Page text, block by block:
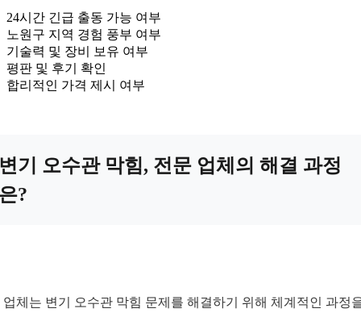
24시간 긴급 출동 가능 여부
노원구 지역 경험 풍부 여부
기술력 및 장비 보유 여부
평판 및 후기 확인
합리적인 가격 제시 여부
기 오수관 막힘, 전문 업체의 해결 과정
?
업체는 변기 오수관 막힘 문제를 해결하기 위해 체계적인 과정